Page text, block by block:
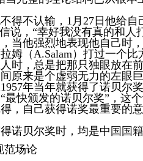
得不认输，1月27日他给
说，“幸好我没有真的和
当他强烈地表现他自己时
姆（A.Salam）打过一个
时，总是把那只独眼放在
原来是个虚弱无力的左眼
年当年就获得了诺贝
最快颁发的诺贝尔奖”，这
，自己获得诺奖最重要的
诺贝尔奖时，均是中国国
范场论